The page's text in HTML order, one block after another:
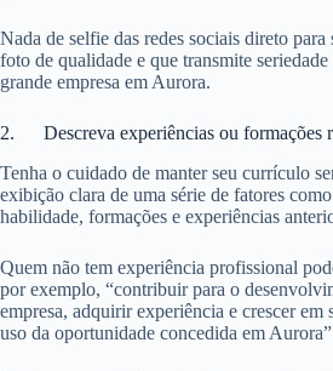
Nada de selfie das redes sociais direto
foto de qualidade e que transmite
grande empresa em Aurora.
2. Descreva experiências ou formações
Tenha o cuidado de manter seu currículo
exibição clara de uma série de fatores
habilidade, formações e experiências
Quem não tem experiência profissional
por exemplo, “contribuir para o
empresa, adquirir experiência e crescer em
uso da oportunidade concedida em